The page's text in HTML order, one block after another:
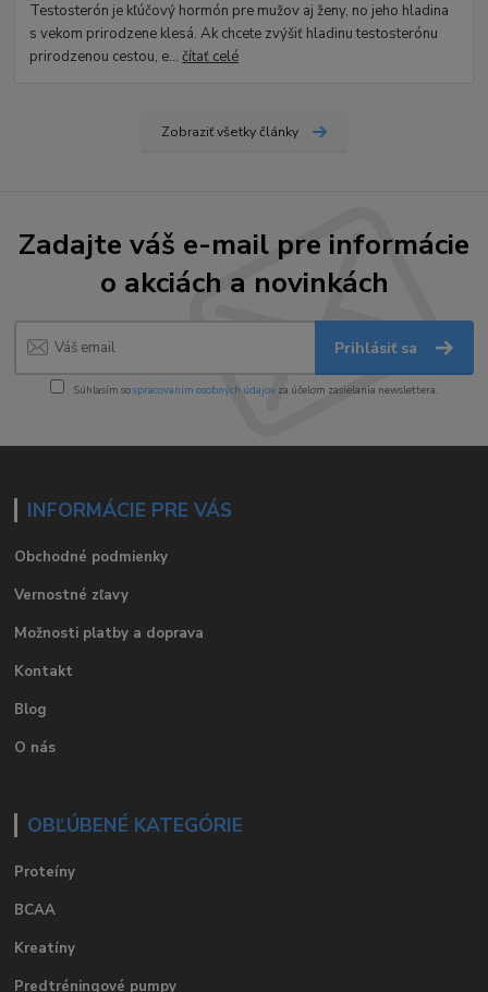
Testosterón je kľúčový hormón pre mužov aj ženy, no jeho hladina
s vekom prirodzene klesá. Ak chcete zvýšiť hladinu testosterónu
prirodzenou cestou, e...čítať celé
Zobraziť všetky články
Zadajte váš e-mail pre informácie
o akciách a novinkách
Prihlásiť sa
Súhlasím sospracovaním osobných údajov za účelom zasielania newslettera.
INFORMÁCIE PRE VÁS
Obchodné podmienky
Vernostné zľavy
Možnosti platby a doprava
Kontakt
Blog
O nás
OBĽÚBENÉ KATEGÓRIE
Proteíny
BCAA
Kreatíny
Predtréningové pumpy